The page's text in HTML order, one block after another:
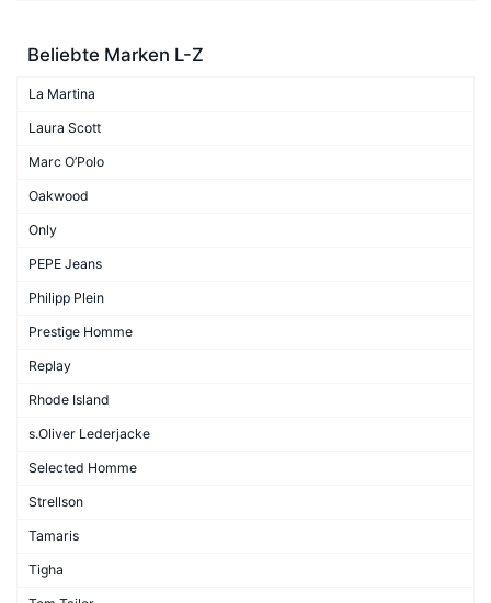
Beliebte Marken L-Z
La Martina
Laura Scott
Marc O’Polo
Oakwood
Only
PEPE Jeans
Philipp Plein
Prestige Homme
Replay
Rhode Island
s.Oliver Lederjacke
Selected Homme
Strellson
Tamaris
Tigha